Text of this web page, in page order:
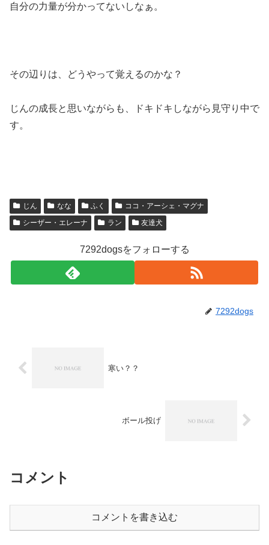
自分の力量が分かってないしなぁ。
その辺りは、どうやって覚えるのかな？
じんの成長と思いながらも、ドキドキしながら見守り中で
す。
じん なな ふく
ココ・アーシェ・マグナ
シーザー・エレーナ
ラン 友達犬
7292dogsをフォローする
7292dogs
寒い？？
ボール投げ
コメント
コメントを書き込む